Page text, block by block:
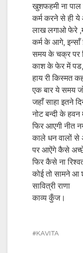
खुशफहमी ना
कर्म करने से ही
लाख लगाओ फेरे
कर्म के आगे, इन्साँ
समय के चक्र पर
काश के फेर में
हाय री किस्मत
एक बार ये समय
जहाँ साहा इतने
नोट बन्दी के
फिर आएगी नीत
काले धन वालों से
पर आऐंगे कैसे अच्छे
फिर कैसे ना
कोई तो सामने आ
सावित्री राणा
काव्य कुँज।
KAVITA